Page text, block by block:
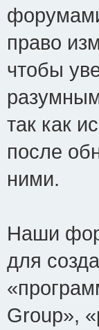
право
чтобы
так как
после
ними.
Наши
для
Group»,